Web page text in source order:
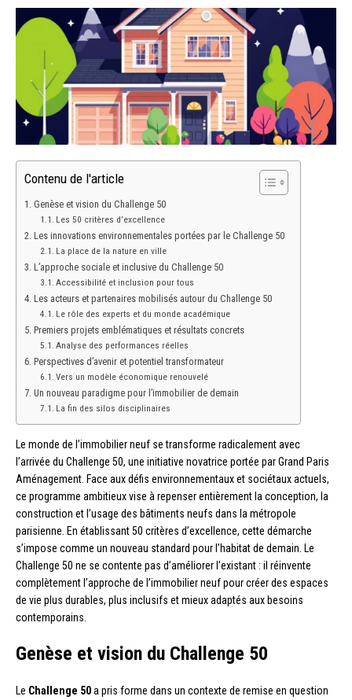
Contenu de l'article
Genèse et vision du Challenge 50
Les 50 critères d’excellence
Les innovations environnementales portées par le Challenge 50
La place de la nature en ville
L’approche sociale et inclusive du Challenge 50
Accessibilité et inclusion pour tous
Les acteurs et partenaires mobilisés autour du Challenge 50
Le rôle des experts et du monde académique
Premiers projets emblématiques et résultats concrets
Analyse des performances réelles
Perspectives d’avenir et potentiel transformateur
Vers un modèle économique renouvelé
Un nouveau paradigme pour l’immobilier de demain
La fin des silos disciplinaires
Le monde de l’immobilier neuf se transforme radicalement avec
l’arrivée du Challenge 50, une initiative novatrice portée par Grand Paris
Aménagement. Face aux défis environnementaux et sociétaux actuels,
ce programme ambitieux vise à repenser entièrement la conception, la
construction et l’usage des bâtiments neufs dans la métropole
parisienne. En établissant 50 critères d’excellence, cette démarche
s’impose comme un nouveau standard pour l’habitat de demain. Le
Challenge 50 ne se contente pas d’améliorer l’existant : il réinvente
complètement l’approche de l’immobilier neuf pour créer des espaces
de vie plus durables, plus inclusifs et mieux adaptés aux besoins
contemporains.
Genèse et vision du Challenge 50
Le Challenge 50a pris forme dans un contexte de remise en question